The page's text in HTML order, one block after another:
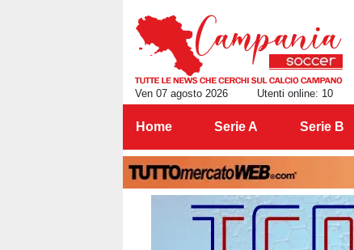
Ven 07 agosto 2026 Utenti online: 10
Home Serie A Serie B